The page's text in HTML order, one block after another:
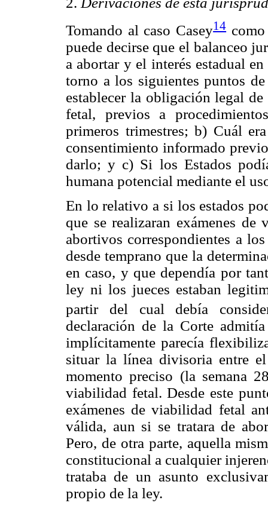
Tomando al caso Casey14
puede decirse que el balanceo
a abortar y el interés estadual
torno a los siguientes puntos
establecer la obligación legal
fetal, previos a
primeros trimestres; b) Cuál
consentimiento informado
darlo; y c) Si los Estados
humana potencial mediante el
En lo relativo a si los estados
que se realizaran exámenes
abortivos correspondientes a
desde temprano que la
en caso, y que dependía por
ley ni los jueces estaban
partir del cual debía
declaración de la Corte
implícitamente parecía
situar la línea divisoria entre
momento preciso (la semana
viabilidad fetal. Desde este
exámenes de viabilidad fetal
válida, aun si se tratara de
Pero, de otra parte, aquella
constitucional a cualquier
trataba de un asunto
propio de la ley.